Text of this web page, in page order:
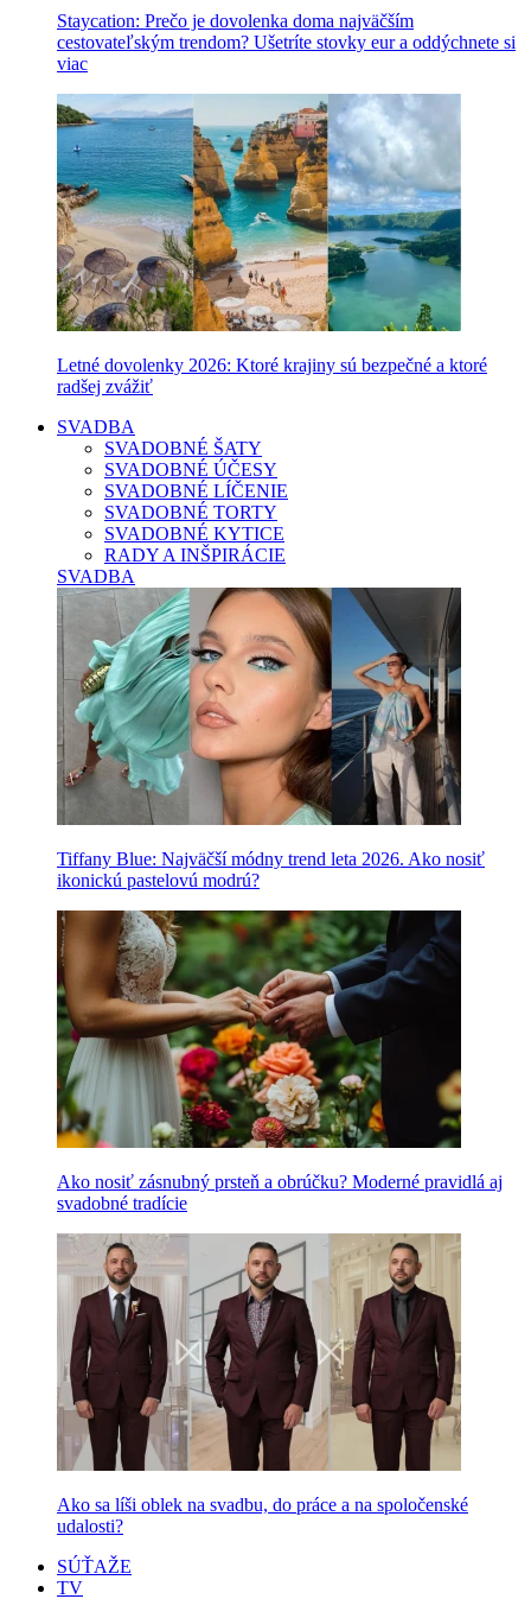
Staycation: Prečo je dovolenka doma najväčším
cestovateľským trendom? Ušetríte stovky eur a oddýchnete si
viac
Letné dovolenky 2026: Ktoré krajiny sú bezpečné a ktoré
radšej zvážiť
SVADBA
SVADOBNÉ ŠATY
SVADOBNÉ ÚČESY
SVADOBNÉ LÍČENIE
SVADOBNÉ TORTY
SVADOBNÉ KYTICE
RADY A INŠPIRÁCIE
SVADBA
Tiffany Blue: Najväčší módny trend leta 2026. Ako nosiť
ikonickú pastelovú modrú?
Ako nosiť zásnubný prsteň a obrúčku? Moderné pravidlá aj
svadobné tradície
Ako sa líši oblek na svadbu, do práce a na spoločenské
udalosti?
SÚŤAŽE
TV